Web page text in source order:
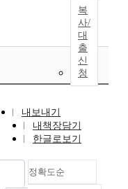
복
사/
대
출
신
청
내보내기
내책장담기
한글로보기
정확도순